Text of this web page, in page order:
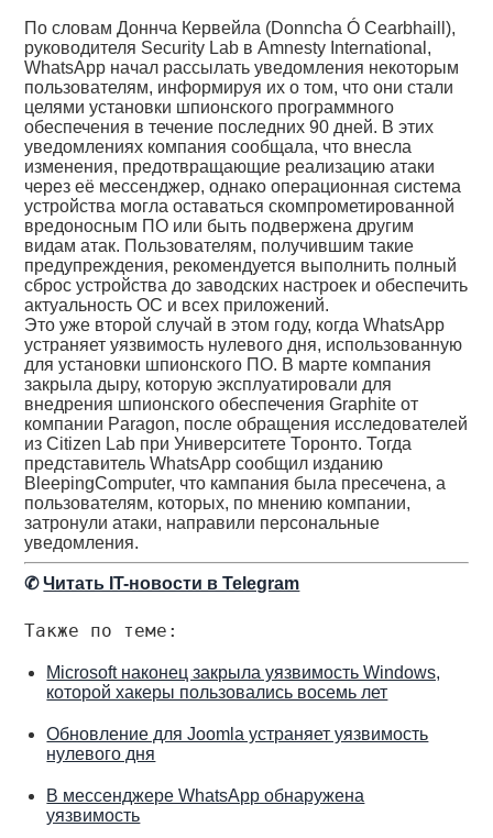
По словам Доннча Кервейла (Donncha Ó Cearbhaill),
руководителя Security Lab в Amnesty International,
WhatsApp начал рассылать уведомления некоторым
пользователям, информируя их о том, что они стали
целями установки шпионского программного
обеспечения в течение последних 90 дней. В этих
уведомлениях компания сообщала, что внесла
изменения, предотвращающие реализацию атаки
через её мессенджер, однако операционная система
устройства могла оставаться скомпрометированной
вредоносным ПО или быть подвержена другим
видам атак. Пользователям, получившим такие
предупреждения, рекомендуется выполнить полный
сброс устройства до заводских настроек и обеспечить
актуальность ОС и всех приложений.
Это уже второй случай в этом году, когда WhatsApp
устраняет уязвимость нулевого дня, использованную
для установки шпионского ПО. В марте компания
закрыла дыру, которую эксплуатировали для
внедрения шпионского обеспечения Graphite от
компании Paragon, после обращения исследователей
из Citizen Lab при Университете Торонто. Тогда
представитель WhatsApp сообщил изданию
BleepingComputer, что кампания была пресечена, а
пользователям, которых, по мнению компании,
затронули атаки, направили персональные
уведомления.
✆Читать IT-новости в Telegram
Также по теме:
Microsoft наконец закрыла уязвимость Windows,
которой хакеры пользовались восемь лет
Обновление для Joomla устраняет уязвимость
нулевого дня
В мессенджере WhatsApp обнаружена
уязвимость